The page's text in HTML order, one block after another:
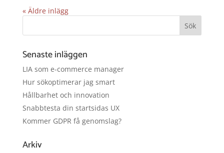
« Äldre inlägg
Senaste inläggen
LIA som e-commerce manager
Hur sökoptimerar jag smart
Hållbarhet och innovation
Snabbtesta din startsidas UX
Kommer GDPR få genomslag?
Arkiv